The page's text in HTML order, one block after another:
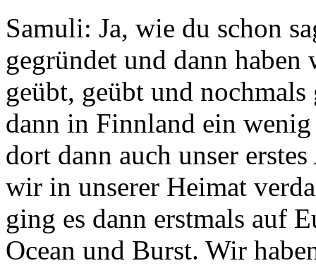
Samuli: Ja, wie du schon
gegründet und dann
geübt, geübt und
dann in Finnland ein
dort dann auch unser
wir in unserer Heimat
ging es dann erstmals auf
Ocean und Burst. Wir